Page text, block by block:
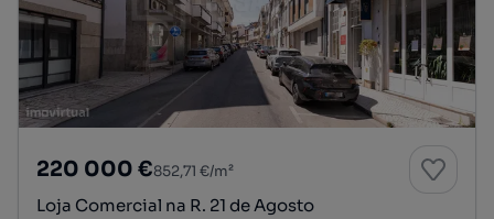
220 000 €852,71 €/m²
Loja Comercial na R. 21 de Agosto